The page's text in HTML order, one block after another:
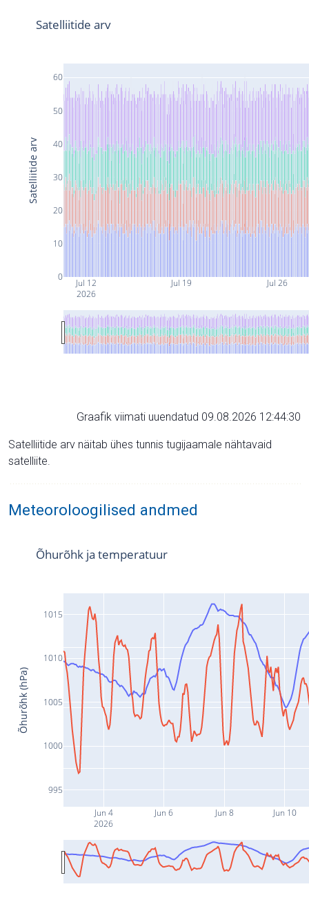
Jul 12
2026
Jul 19 Jul 26
0
10
20
30
40
50
60
Satelliitide arv
Satelliitide arv
Graafik viimati uuendatud 09.08.2026 12:44:30
Satelliitide arv näitab ühes tunnis tugijaamale nähtavaid
satelliite.
Meteoroloogilised andmed
Jun 4
2026
Jun 6 Jun 8 Jun 10
995
1000
1005
1010
1015
Õhurõhk ja temperatuur
Õhurõhk (hPa)